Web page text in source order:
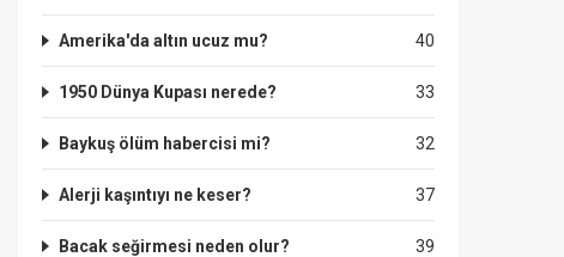
40
Amerika'da altın ucuz mu?
33
1950 Dünya Kupası nerede?
32
Baykuş ölüm habercisi mi?
37
Alerji kaşıntıyı ne keser?
39
Bacak seğirmesi neden olur?